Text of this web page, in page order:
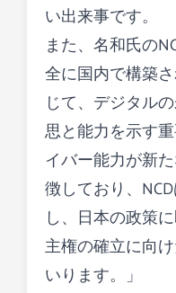
い出来事です。
また、名和氏の
全に国内で構築
じて、デジタル
思と能力を示す
イバー能力が新
徴しており、
し、日本の政策
主権の確立に向
いります。」